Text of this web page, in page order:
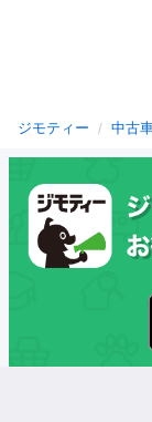
ジモティー 中古